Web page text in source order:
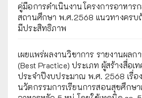
คู่มือการดำเนินงานโครงการอาหาร
สถานศึกษา พ.ศ.2568 แนวทางครบ
มีประสิทธิภาพ
เผยเเพร่ผลงานวิชาการ รายงานผล
(Best Practice) ประเภท ผู้สร้างสื่อเ
ประจำปีงบประมาณ พ.ศ. 2568 เรื่
นวัตกรรมการเรียนการสอนสุขศึกษา